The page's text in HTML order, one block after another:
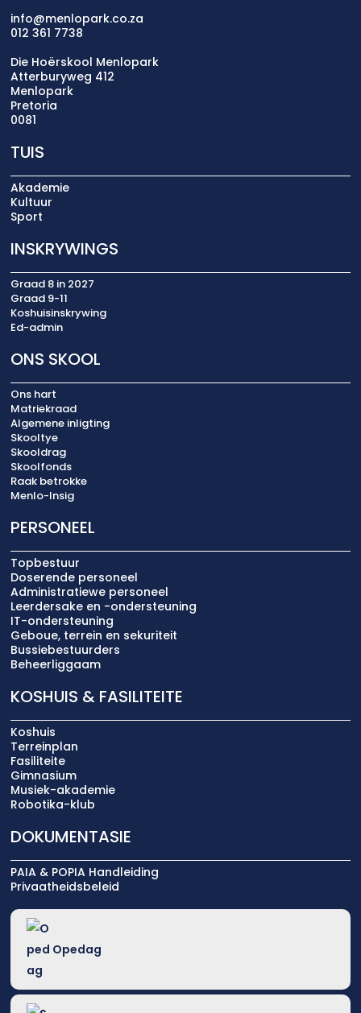
info@menlopark.co.za
012 361 7738
Die Hoërskool Menlopark
Atterburyweg 412
Menlopark
Pretoria
0081
TUIS
Akademie
Kultuur
Sport
INSKRYWINGS
Graad 8 in 2027
Graad 9-11
Koshuisinskrywing
Ed-admin
ONS SKOOL
Ons hart
Matriekraad
Algemene inligting
Skooltye
Skooldrag
Skoolfonds
Raak betrokke
Menlo-Insig
PERSONEEL
Topbestuur
Doserende personeel
Administratiewe personeel
Leerdersake en -ondersteuning
IT-ondersteuning
Geboue, terrein en sekuriteit
Bussiebestuurders
Beheerliggaam
KOSHUIS & FASILITEITE
Koshuis
Terreinplan
Fasiliteite
Gimnasium
Musiek-akademie
Robotika-klub
DOKUMENTASIE
PAIA & POPIA Handleiding
Privaatheidsbeleid
Opedag